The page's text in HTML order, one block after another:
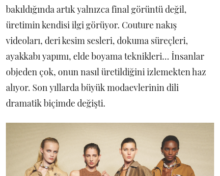
bakıldığında artık yalnızca final görüntü değil,
üretimin kendisi ilgi görüyor. Couture nakış
videoları, deri kesim sesleri, dokuma süreçleri,
ayakkabı yapımı, elde boyama teknikleri... İnsanlar
objeden çok, onun nasıl üretildiğini izlemekten haz
alıyor. Son yıllarda büyük modaevlerinin dili
dramatik biçimde değişti.